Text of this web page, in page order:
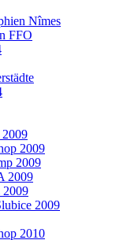
Nîmes
FFO
2009
2009
2009
2009
2009
2010